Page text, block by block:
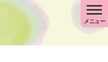
メニュー